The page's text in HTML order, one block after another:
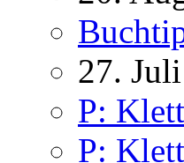
27.
P:
P: